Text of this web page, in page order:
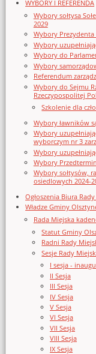
WYBORY I REFERENDA
Wybory sołtysa
2029
Wybory Prezydenta
Wybory
Wybory do
Wybory
Referendum
Wybory do Sejmu
Rzeczypospolitej
Szkolenie dla
Wybory ławników
Wybory
wyborczym nr 3
Wybory
Wybory
Wybory sołtysów,
osiedlowych 2024-
Ogłoszenia Biura
Władze Gminy
Rada Miejska
Statut Gminy
Radni Rady
Sesje Rady
I sesja -
II Sesja
III Sesja
IV Sesja
V Sesja
VI Sesja
VII Sesja
VIII Sesja
IX Sesja